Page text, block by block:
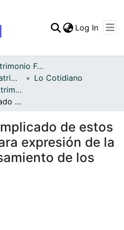
Statistics
Log In
Archivo del Patrimonio Fotográfico y Fílmico del Valle del Cauca
Fondo Archivo del Patrimonio Fotográfico y Fílmico del Valle del Cauca
Lo Cotidiano
APFFVC - Moda - Patrimonial
El estilo descomplicado de estos jóvenes son clara expresión de la moda y el pensamiento de los años 60
de estos
expresión de la
de los